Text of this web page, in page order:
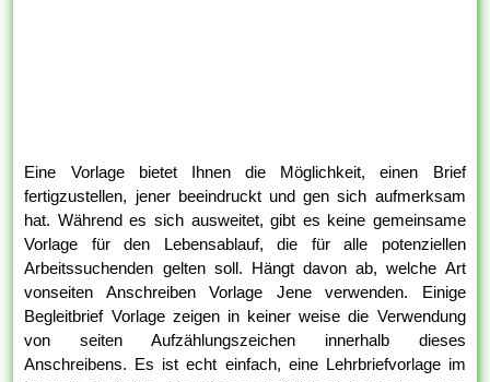
Eine Vorlage bietet Ihnen die Möglichkeit, einen Brief
fertigzustellen, jener beeindruckt und gen sich aufmerksam
hat. Während es sich ausweitet, gibt es keine gemeinsame
Vorlage für den Lebensablauf, die für alle potenziellen
Arbeitssuchenden gelten soll. Hängt davon ab, welche Art
vonseiten Anschreiben Vorlage Jene verwenden. Einige
Begleitbrief Vorlage zeigen in keiner weise die Verwendung
von seiten Aufzählungszeichen innerhalb dieses
Anschreibens. Es ist echt einfach, eine Lehrbriefvorlage im